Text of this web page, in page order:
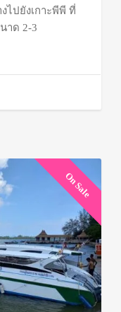
ไปยังเกาะพีพี ที่
าด 2-3
On Sale